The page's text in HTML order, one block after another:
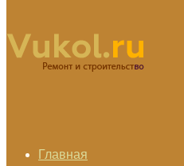
Главная